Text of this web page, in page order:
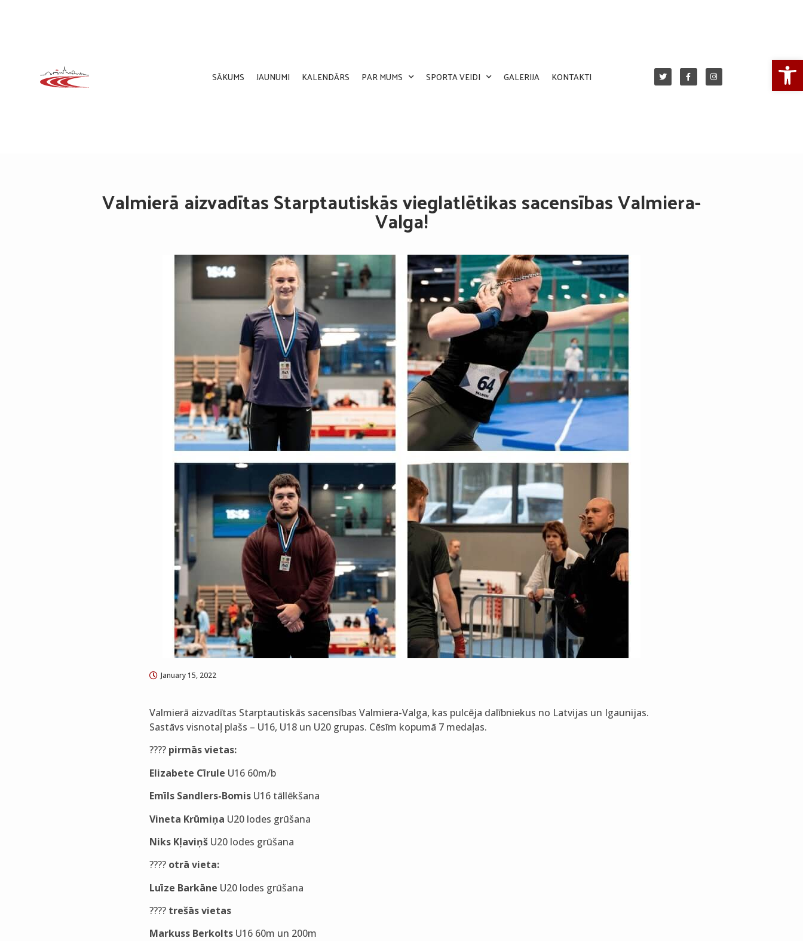
SĀKUMS JAUNUMI KALENDĀRS PAR MUMS SPORTA VEIDI GALERIJA KONTAKTI
Valmierā aizvadītas Starptautiskās vieglatlētikas sacensības Valmiera-
Valga!
January 15, 2022
Valmierā aizvadītas Starptautiskās sacensības Valmiera-Valga, kas pulcēja dalībniekus no Latvijas un Igaunijas.
Sastāvs visnotaļ plašs – U16, U18 un U20 grupas. Cēsīm kopumā 7 medaļas.
???? pirmās vietas:
Elizabete Cīrule U16 60m/b
Emīls Sandlers-BomisU16 tāllēkšana
Vineta Krūmiņa U20 lodes grūšana
Niks Kļaviņš U20 lodes grūšana
???? otrā vieta:
Luīze Barkāne U20 lodes grūšana
???? trešās vietas
Markuss BerkoltsU16 60m un 200m